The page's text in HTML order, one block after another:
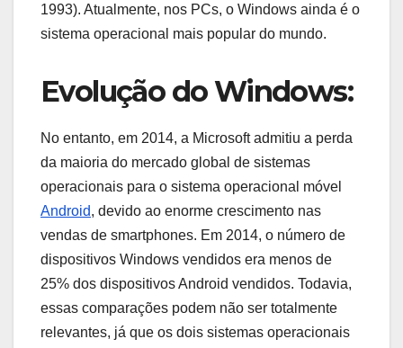
1993). Atualmente, nos PCs, o Windows ainda é o
sistema operacional mais popular do mundo.
Evolução do Windows:
No entanto, em 2014, a Microsoft admitiu a perda
da maioria do mercado global de sistemas
operacionais para o sistema operacional móvel
Android, devido ao enorme crescimento nas
vendas de smartphones. Em 2014, o número de
dispositivos Windows vendidos era menos de
25% dos dispositivos Android vendidos. Todavia,
essas comparações podem não ser totalmente
relevantes, já que os dois sistemas operacionais